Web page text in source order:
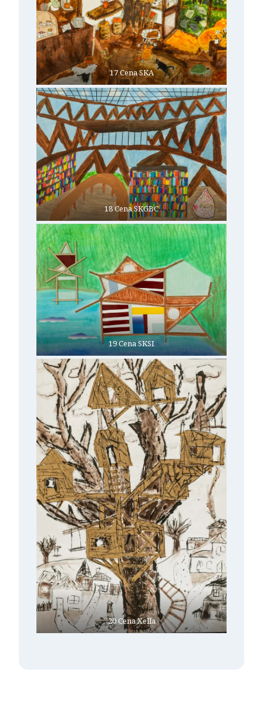
17 Cena SKA
18 Cena SKGBC
19 Cena SKSI
20 Cena Xella